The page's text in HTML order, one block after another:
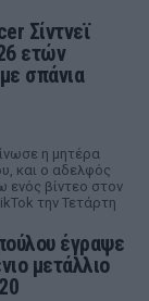
Σίντνεϊ
ετών
σπάνια
η μητέρα
και ο αδελφός
ενός βίντεο στον
την Τετάρτη
έγραψε
μετάλλιο